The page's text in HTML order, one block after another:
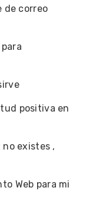
de correo
positiva en
existes ,
Web para mi